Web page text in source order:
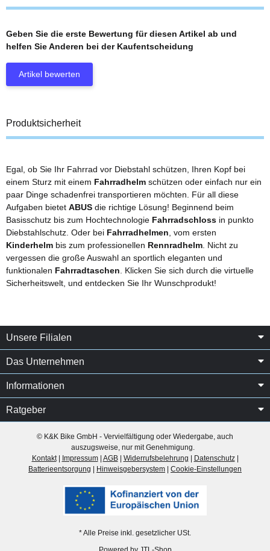
Geben Sie die erste Bewertung für diesen Artikel ab und
helfen Sie Anderen bei der Kaufentscheidung
Artikel bewerten
Produktsicherheit
Egal, ob Sie Ihr Fahrrad vor Diebstahl schützen, Ihren Kopf bei
einem Sturz mit einem Fahrradhelm schützen oder einfach nur ein
paar Dinge schadenfrei transportieren möchten. Für all diese
Aufgaben bietet ABUS die richtige Lösung! Beginnend beim
Basisschutz bis zum Hochtechnologie Fahrradschloss in punkto
Diebstahlschutz. Oder bei Fahrradhelmen, vom ersten
Kinderhelm bis zum professionellen Rennradhelm. Nicht zu
vergessen die große Auswahl an sportlich eleganten und
funktionalen Fahrradtaschen. Klicken Sie sich durch die virtuelle
Sicherheitswelt, und entdecken Sie Ihr Wunschprodukt!
Unsere Filialen
Das Unternehmen
Informationen
Ratgeber
© K&K Bike GmbH - Vervielfältigung oder Wiedergabe, auch
auszugsweise, nur mit Genehmigung.
Kontakt| Impressum| AGB| Widerrufsbelehrung Datenschutz|
Batterieentsorgung
Hinweisgebersystem Cookie-Einstellungen
* Alle Preise inkl. gesetzlicher USt.